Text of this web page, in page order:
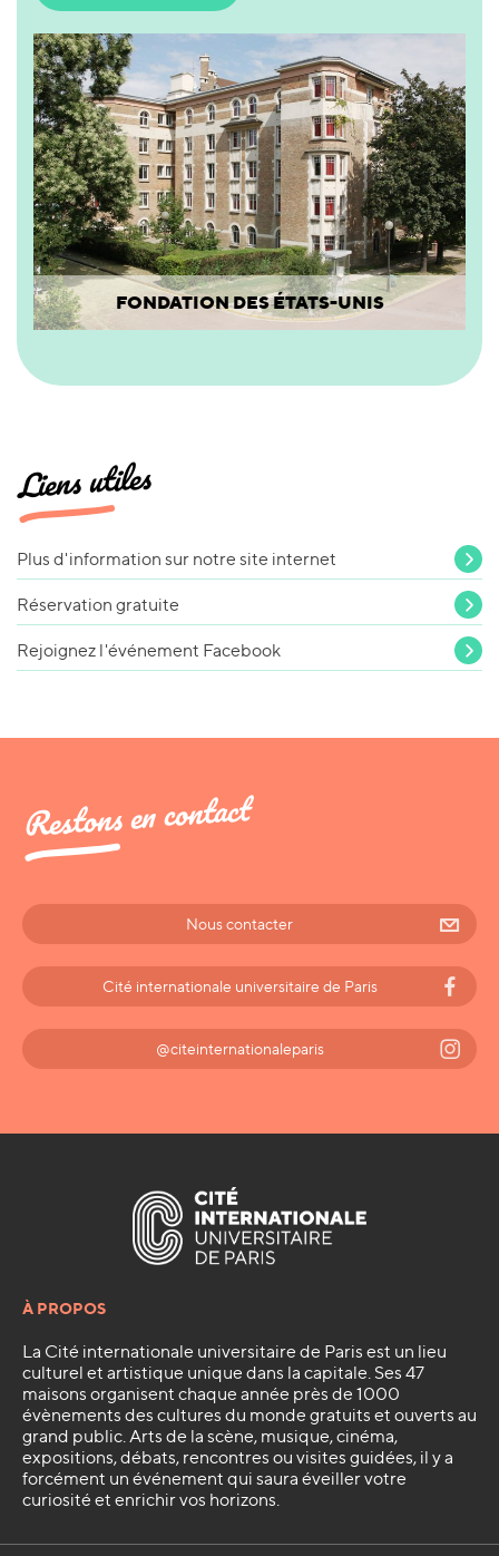
FONDATION DES ÉTATS-UNIS
Liens utiles
Plus d'information sur notre site internet
Réservation gratuite
Rejoignez l'événement Facebook
Restons en contact
Nous contacter
Cité internationale universitaire de Paris
@citeinternationaleparis
À PROPOS
La Cité internationale universitaire de Paris est un lieu
culturel et artistique unique dans la capitale. Ses 47
maisons organisent chaque année près de 1000
évènements des cultures du monde gratuits et ouverts au
grand public. Arts de la scène, musique, cinéma,
expositions, débats, rencontres ou visites guidées, il y a
forcément un événement qui saura éveiller votre
curiosité et enrichir vos horizons.